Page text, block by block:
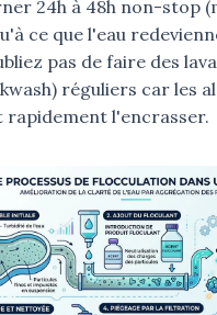
24h à 48h non-stop
ce que l'eau
pas de faire des
réguliers car les
rapidement l'encrasser.